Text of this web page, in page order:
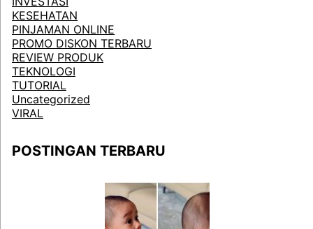
KESEHATAN
PINJAMAN ONLINE
PROMO DISKON TERBARU
REVIEW PRODUK
TEKNOLOGI
TUTORIAL
Uncategorized
VIRAL
POSTINGAN TERBARU